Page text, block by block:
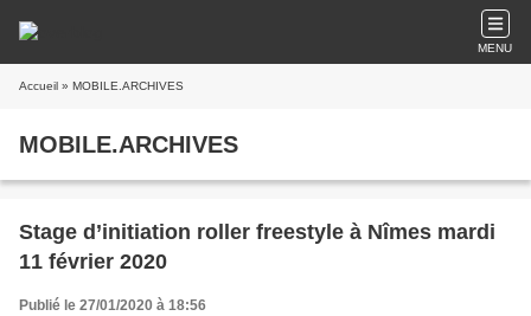
MENU
Accueil » MOBILE.ARCHIVES
MOBILE.ARCHIVES
Stage d’initiation roller freestyle à Nîmes mardi
11 février 2020
Publié le 27/01/2020 à 18:56